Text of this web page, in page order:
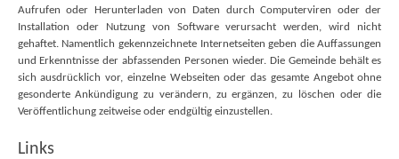
Aufrufen oder Herunterladen von Daten durch Computerviren oder der
Installation oder Nutzung von Software verursacht werden, wird nicht
gehaftet. Namentlich gekennzeichnete Internetseiten geben die Auffassungen
und Erkenntnisse der abfassenden Personen wieder. Die Gemeinde behält es
sich ausdrücklich vor, einzelne Webseiten oder das gesamte Angebot ohne
gesonderte Ankündigung zu verändern, zu ergänzen, zu löschen oder die
Veröffentlichung zeitweise oder endgültig einzustellen.
Links